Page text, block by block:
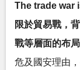
The trade war
限於貿易戰，
戰等層面的布局
危及國安理由